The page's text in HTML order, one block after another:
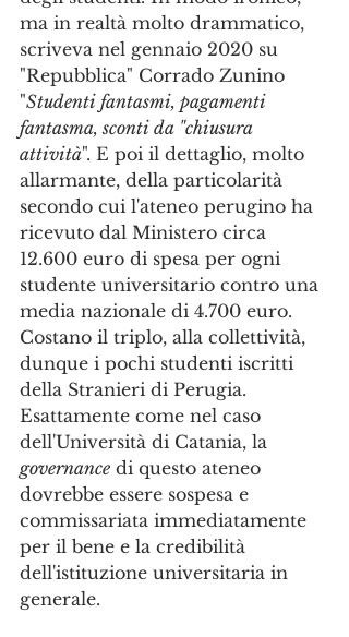
ma in realtà molto drammatico,
scriveva nel gennaio 2020 su
"Repubblica" Corrado Zunino
"Studenti fantasmi, pagamenti
fantasma, sconti da "chiusura
attività". E poi il dettaglio, molto
allarmante, della particolarità
secondo cui l'ateneo perugino ha
ricevuto dal Ministero circa
12.600 euro di spesa per ogni
studente universitario contro una
media nazionale di 4.700 euro.
Costano il triplo, alla collettività,
dunque i pochi studenti iscritti
della Stranieri di Perugia.
Esattamente come nel caso
dell'Università di Catania, la
governance di questo ateneo
dovrebbe essere sospesa e
commissariata immediatamente
per il bene e la credibilità
dell'istituzione universitaria in
generale.